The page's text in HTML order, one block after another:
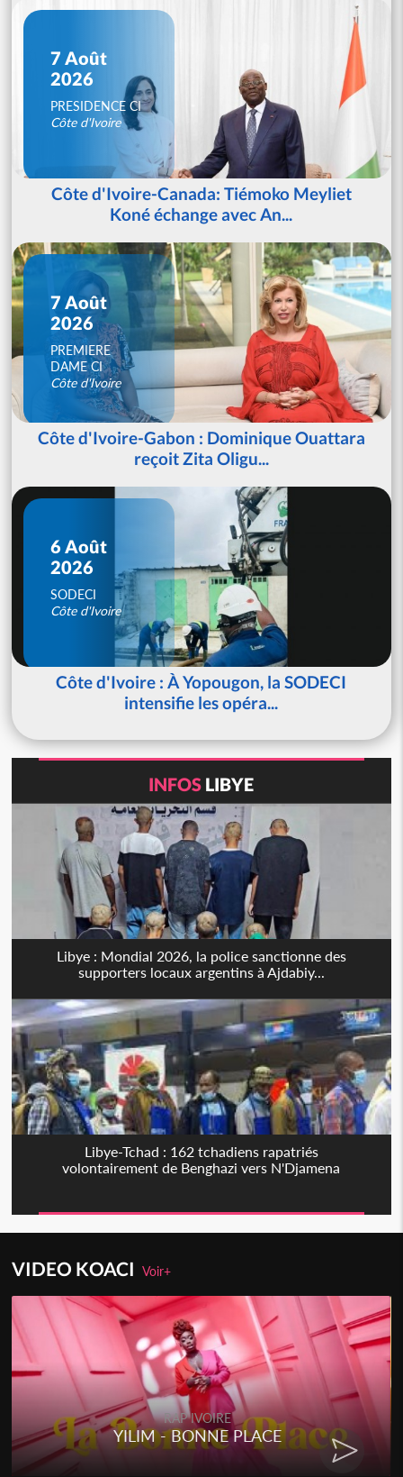
7 Août
2026
PRESIDENCE CI
Côte d'Ivoire
Côte d'Ivoire-Canada: Tiémoko Meyliet
Koné échange avec An...
7 Août
2026
PREMIERE
DAME CI
Côte d'Ivoire
Côte d'Ivoire-Gabon : Dominique Ouattara
reçoit Zita Oligu...
6 Août
2026
SODECI
Côte d'Ivoire
Côte d'Ivoire : À Yopougon, la SODECI
intensifie les opéra...
INFOS LIBYE
Libye : Mondial 2026, la police sanctionne des
supporters locaux argentins à Ajdabiy...
Libye-Tchad : 162 tchadiens rapatriés
volontairement de Benghazi vers N'Djamena
VIDEO KOACIVoir+
RAP IVOIRE
YILIM - BONNE PLACE